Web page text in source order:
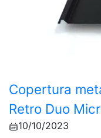
Copertura
Retro Duo
10/10/2023